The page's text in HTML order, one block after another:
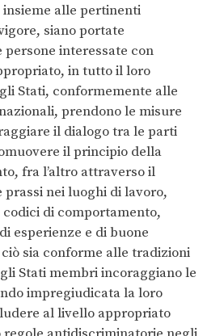
alle pertinenti
siano portate
persone interessate con
in tutto il loro
Stati, conformemente alle
prendono le misure
il dialogo tra le parti
il principio della
fra l’altro attraverso il
nei luoghi di lavoro,
di comportamento,
esperienze e di buone
sia conforme alle tradizioni
Stati membri incoraggiano le
impregiudicata la loro
al livello appropriato